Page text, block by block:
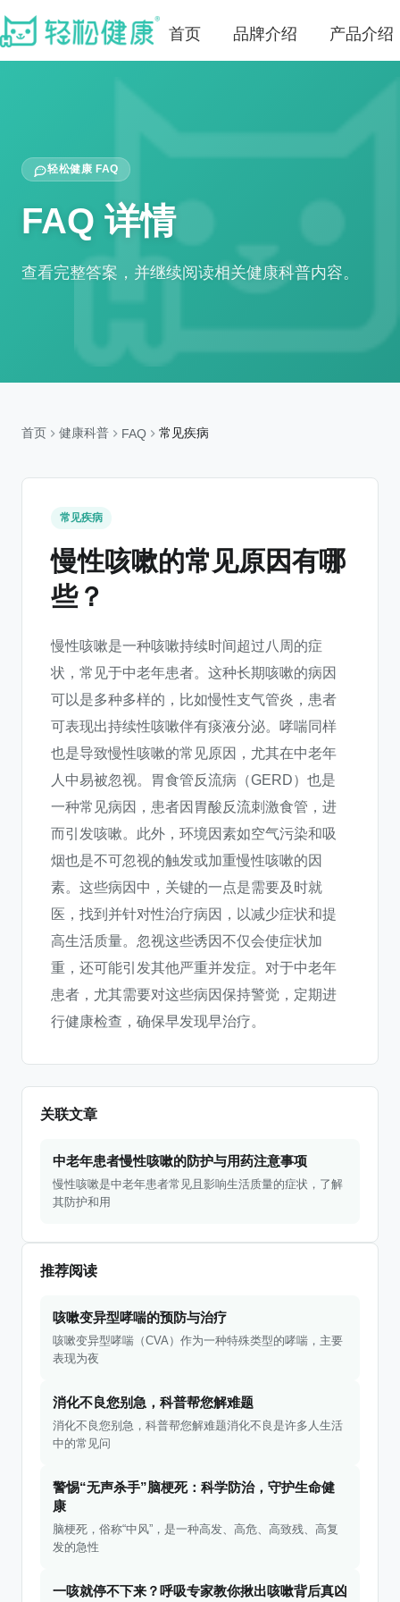
首页 品牌介绍 产品介绍
轻松健康 FAQ
FAQ 详情
查看完整答案，并继续阅读相关健康科普内容。
首页 健康科普 FAQ 常见疾病
常见疾病
慢性咳嗽的常见原因有哪
些？
慢性咳嗽是一种咳嗽持续时间超过八周的症
状，常见于中老年患者。这种长期咳嗽的病因
可以是多种多样的，比如慢性支气管炎，患者
可表现出持续性咳嗽伴有痰液分泌。哮喘同样
也是导致慢性咳嗽的常见原因，尤其在中老年
人中易被忽视。胃食管反流病（GERD）也是
一种常见病因，患者因胃酸反流刺激食管，进
而引发咳嗽。此外，环境因素如空气污染和吸
烟也是不可忽视的触发或加重慢性咳嗽的因
素。这些病因中，关键的一点是需要及时就
医，找到并针对性治疗病因，以减少症状和提
高生活质量。忽视这些诱因不仅会使症状加
重，还可能引发其他严重并发症。对于中老年
患者，尤其需要对这些病因保持警觉，定期进
行健康检查，确保早发现早治疗。
关联文章
中老年患者慢性咳嗽的防护与用药注意事项
慢性咳嗽是中老年患者常见且影响生活质量的症状，了解
其防护和用
推荐阅读
咳嗽变异型哮喘的预防与治疗
咳嗽变异型哮喘（CVA）作为一种特殊类型的哮喘，主要
表现为夜
消化不良您别急，科普帮您解难题
消化不良您别急，科普帮您解难题消化不良是许多人生活
中的常见问
警惕“无声杀手”脑梗死：科学防治，守护生命健
康
脑梗死，俗称“中风”，是一种高发、高危、高致残、高复
发的急性
一咳就停不下来？呼吸专家教你揪出咳嗽背后真凶